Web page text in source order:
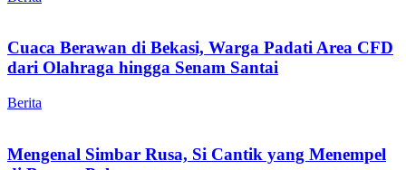
Cuaca Berawan di Bekasi, Warga Padati Area CFD
dari Olahraga hingga Senam Santai
Berita
Mengenal Simbar Rusa, Si Cantik yang Menempel